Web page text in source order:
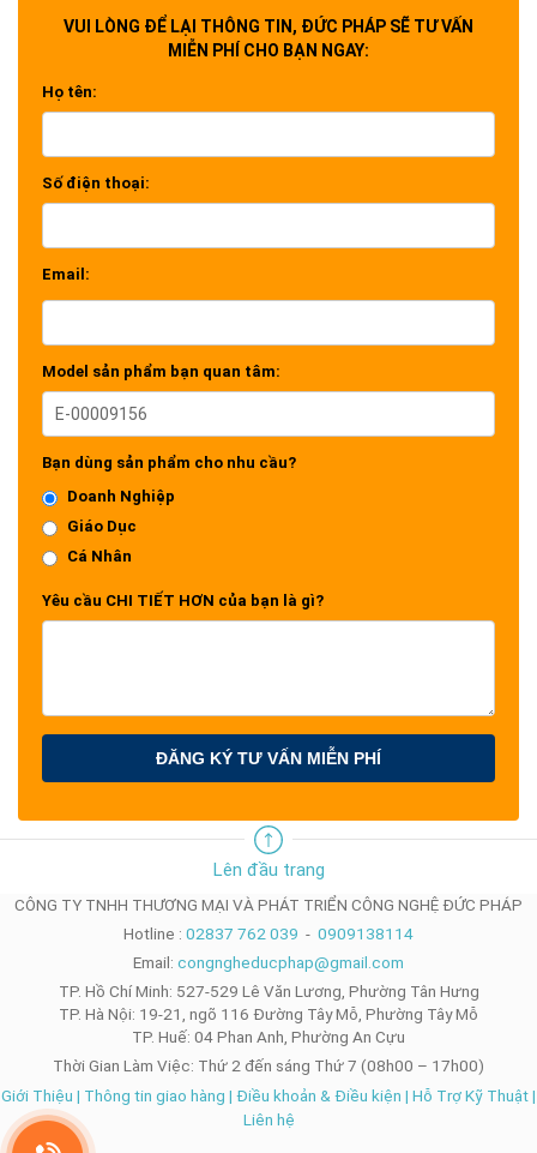
VUI LÒNG ĐỂ LẠI THÔNG TIN, ĐỨC PHÁP SẼ TƯ VẤN
MIỄN PHÍ CHO BẠN NGAY:
Họ tên:
Số điện thoại:
Email:
Model sản phẩm bạn quan tâm:
Bạn dùng sản phẩm cho nhu cầu?
Doanh Nghiệp
Giáo Dục
Cá Nhân
Yêu cầu CHI TIẾT HƠN của bạn là gì?
ĐĂNG KÝ TƯ VẤN MIỄN PHÍ
Lên đầu trang
CÔNG TY TNHH THƯƠNG MẠI VÀ PHÁT TRIỂN CÔNG NGHỆ ĐỨC PHÁP
Hotline : 02837 762 039 - 0909138114
Email: congngheducphap@gmail.com
TP. Hồ Chí Minh: 527-529 Lê Văn Lương, Phường Tân Hưng
TP. Hà Nội: 19-21, ngõ 116 Đường Tây Mỗ, Phường Tây Mỗ
TP. Huế: 04 Phan Anh, Phường An Cựu
Thời Gian Làm Việc: Thứ 2 đến sáng Thứ 7 (08h00 – 17h00)
Giới Thiệu | Thông tin giao hàng | Điều khoản & Điều kiện | Hỗ Trợ Kỹ Thuật|
Liên hệ